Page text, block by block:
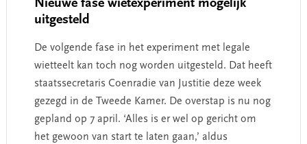
Nieuwe fase wietexperiment mogelijk
uitgesteld
De volgende fase in het experiment met legale
wietteelt kan toch nog worden uitgesteld. Dat heeft
staatssecretaris Coenradie van Justitie deze week
gezegd in de Tweede Kamer. De overstap is nu nog
gepland op 7 april. ‘Alles is er wel op gericht om
het gewoon van start te laten gaan,’ aldus